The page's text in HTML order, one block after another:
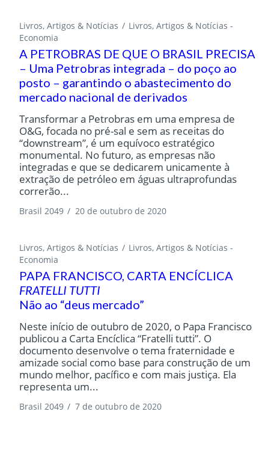
Livros, Artigos & Notícias
Livros, Artigos & Notícias -
Economia
A PETROBRAS DE QUE O BRASIL PRECISA
– Uma Petrobras integrada – do poço ao
posto – garantindo o abastecimento do
mercado nacional de derivados
Transformar a Petrobras em uma empresa de
O&G, focada no pré-sal e sem as receitas do
“downstream”, é um equívoco estratégico
monumental. No futuro, as empresas não
integradas e que se dedicarem unicamente à
extração de petróleo em águas ultraprofundas
correrão...
Brasil 2049 / 20 de outubro de 2020
Livros, Artigos & Notícias
Livros, Artigos & Notícias -
Economia
PAPA FRANCISCO, CARTA ENCÍCLICA
FRATELLI TUTTI
Não ao “deus mercado”
Neste início de outubro de 2020, o Papa Francisco
publicou a Carta Encíclica “Fratelli tutti”. O
documento desenvolve o tema fraternidade e
amizade social como base para construção de um
mundo melhor, pacífico e com mais justiça. Ela
representa um...
Brasil 2049 / 7 de outubro de 2020